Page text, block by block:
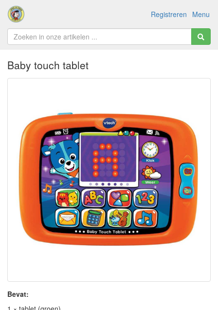
Menu
Registreren
Baby touch tablet
Bevat: